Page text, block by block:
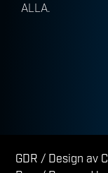
ALLA.
GDR / Design av